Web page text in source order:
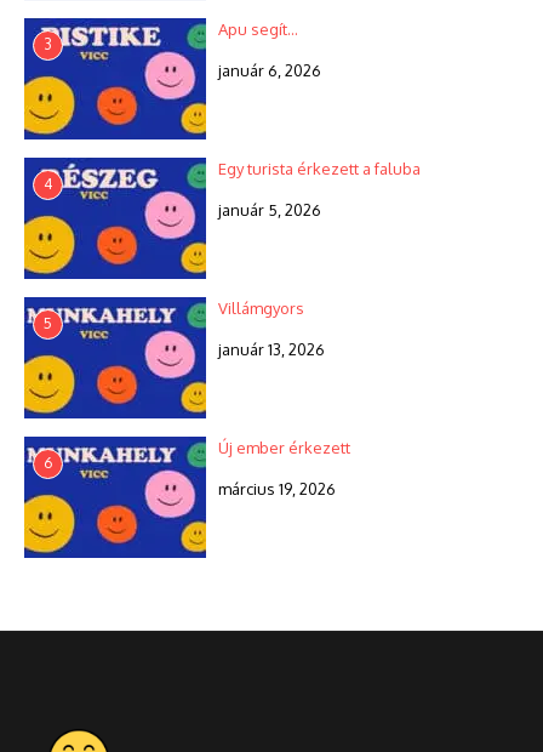
3
Apu segít…
január 6, 2026
4
Egy turista érkezett a faluba
január 5, 2026
5
Villámgyors
január 13, 2026
6
Új ember érkezett
március 19, 2026